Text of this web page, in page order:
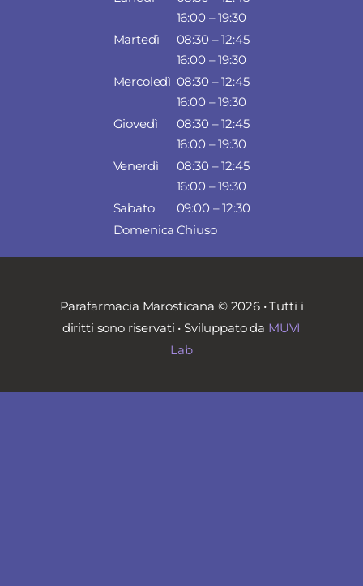
16:00 – 19:30
Martedì
08:30 – 12:45
16:00 – 19:30
Mercoledì 08:30 – 12:45
16:00 – 19:30
Giovedì
08:30 – 12:45
16:00 – 19:30
Venerdì
08:30 – 12:45
16:00 – 19:30
Sabato
09:00 – 12:30
Domenica Chiuso
Parafarmacia Marosticana © 2026 • Tutti i
diritti sono riservati • Sviluppato da MUVI
Lab